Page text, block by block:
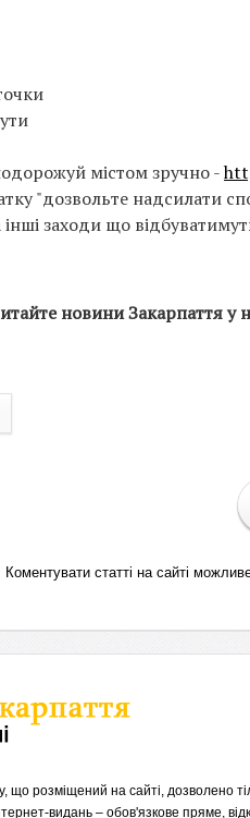
містом зручно -
"дозвольте надсилати
заходи що
новини Закарпаття у
Коментувати статті на сайті
що розміщений на сайті, дозволено
видань – обов'язкове пряме,